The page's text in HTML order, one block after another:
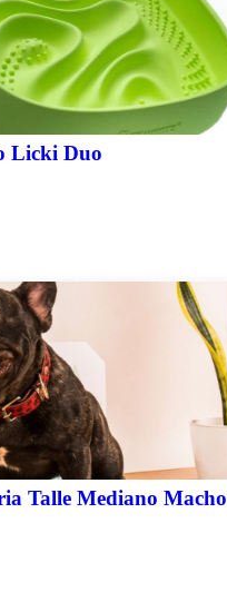
Licki Duo
Talle Mediano Macho